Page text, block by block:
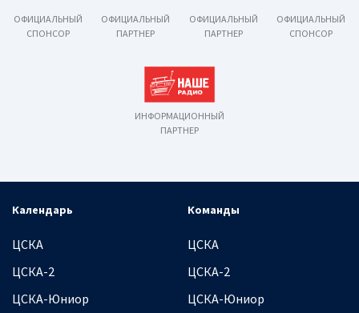
ОФИЦИАЛЬНЫЙ
СПОНСОР
ОФИЦИАЛЬНЫЙ
ПАРТНЕР
ОФИЦИАЛЬНЫЙ
ПАРТНЕР
ОФИЦИАЛЬНЫЙ
СПОНСОР
ИНФОРМАЦИОННЫЙ
ПАРТНЕР
Календарь
ЦСКА
ЦСКА-2
ЦСКА-Юниор
Команды
ЦСКА
ЦСКА-2
ЦСКА-Юниор